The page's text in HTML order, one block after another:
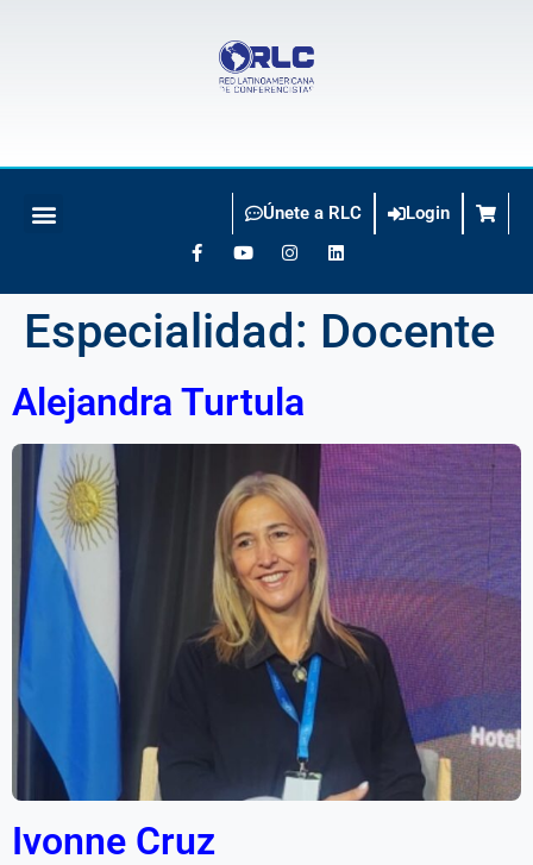
Únete a RLC Login
Especialidad: Docente
Alejandra Turtula
Ivonne Cruz